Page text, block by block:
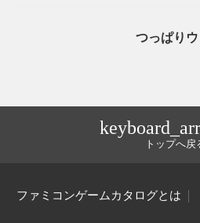
つっぱり
トップへ戻
ファミコンゲームカタログとは